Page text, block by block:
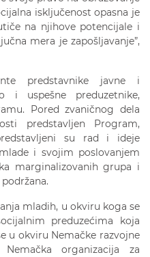
isključenost opasna je
na njihove potencijale i
mera je zapošljavanje”,
predstavnike javne i
i uspešne preduzetnike,
Pored zvaničnog dela
predstavljen Program,
su rad i ideje
i svojim poslovanjem
marginalizovanih grupa i
mladih, u okviru koga se
preduzećima koja
u okviru Nemačke razvojne
organizacija za